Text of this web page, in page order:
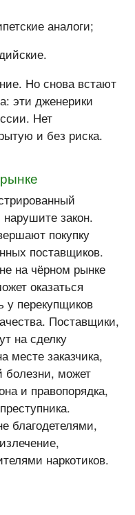
аналоги;
Но снова встают
эти дженерики
Нет
и без риска.
закон.
покупку
поставщиков.
на чёрном рынке
оказаться
перекупщиков
Поставщики,
на сделку
месте заказчика,
болезни, может
и правопорядка,
благодетелями,
наркотиков.